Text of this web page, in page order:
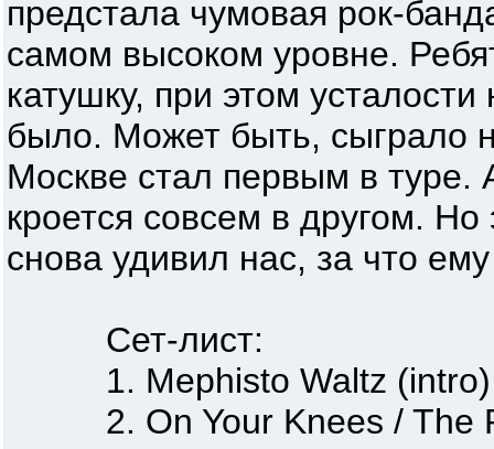
предстала чумовая рок-
самом высоком уровне.
катушку, при этом
было. Может быть, сыграло
Москве стал первым в туре.
кроется совсем в другом.
снова удивил нас, за что
Сет-лист:
1. Mephisto Waltz (intro)
2. On Your Knees / The